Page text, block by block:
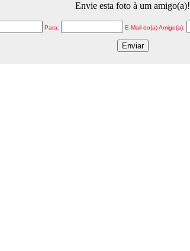
Envie esta foto à um amigo(a)!
Para: E-Mail do(a) Amigo(a):